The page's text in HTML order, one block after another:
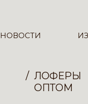
НОВОСТИ
ЛОФЕРЫ
ОПТОМ